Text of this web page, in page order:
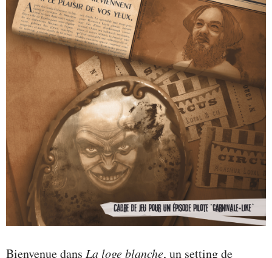
Bienvenue dans La loge blanche, un setting de